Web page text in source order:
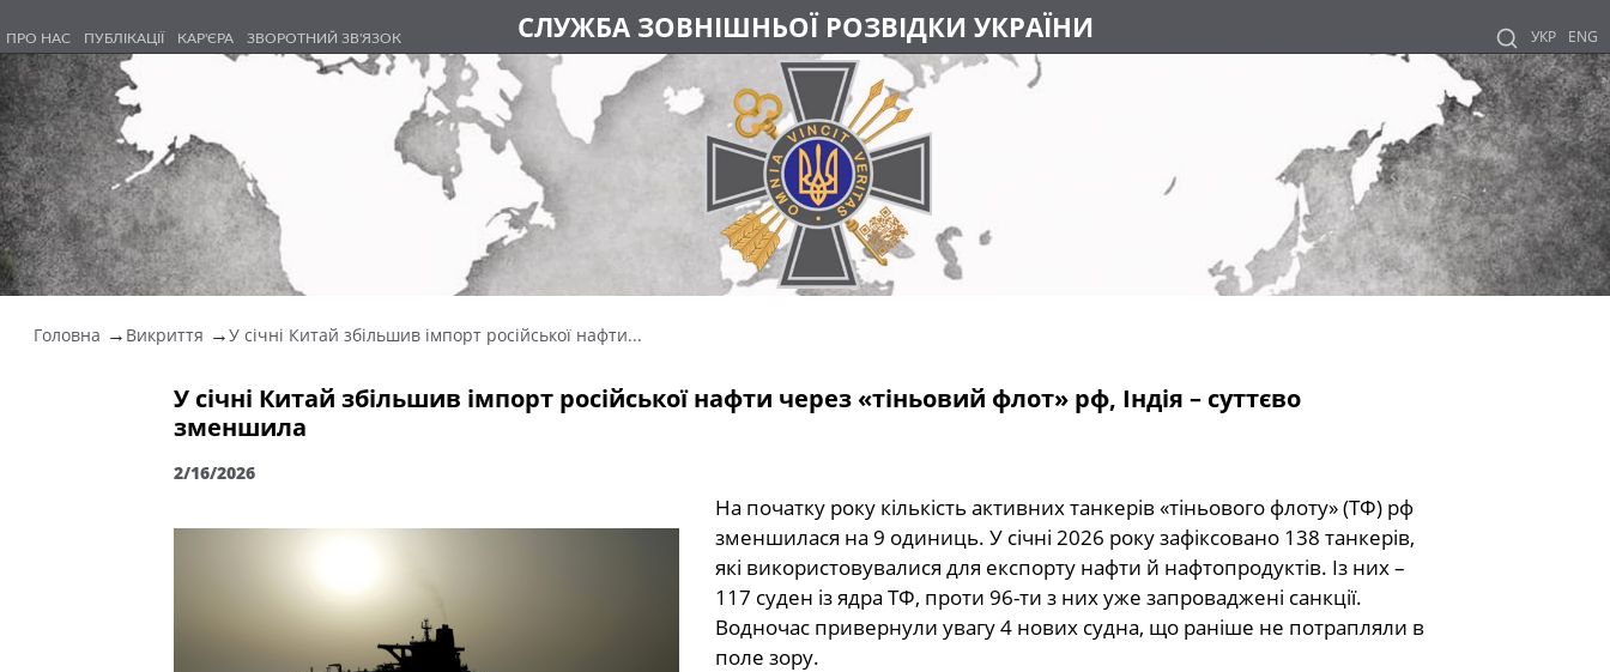
СЛУЖБА ЗОВНІШНЬОЇ РОЗВІДКИ УКРАЇНИ
ПРО НАС ПУБЛІКАЦІЇ КАР'ЄРА ЗВОРОТНИЙ ЗВ'ЯЗОК УКР ENG
Головна Викриття У січні Китай збільшив імпорт російської нафти...
У січні Китай збільшив імпорт російської нафти через «тіньовий флот» рф, Індія – суттєво
зменшила
2/16/2026
На початку року кількість активних танкерів «тіньового флоту» (ТФ) рф
зменшилася на 9 одиниць. У січні 2026 року зафіксовано 138 танкерів,
які використовувалися для експорту нафти й нафтопродуктів. Із них –
117 суден із ядра ТФ, проти 96-ти з них уже запроваджені санкції.
Водночас привернули увагу 4 нових судна, що раніше не потрапляли в
поле зору.